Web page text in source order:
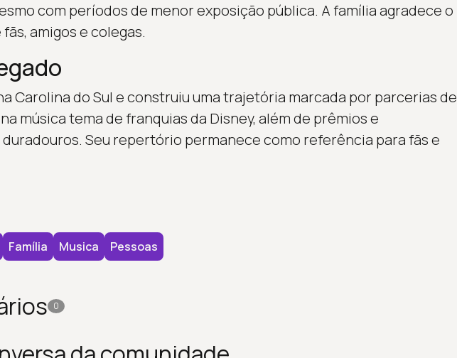
com períodos de menor exposição pública. A família agradece o
amigos e colegas.
Carolina do Sul e construiu uma trajetória marcada por parcerias de
música tema de franquias da Disney, além de prêmios e
Seu repertório permanece como referência para fãs e
Família Musica Pessoas
0